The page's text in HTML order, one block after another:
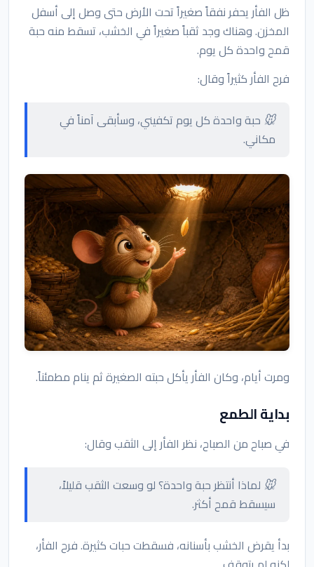
ظل الفأر يحفر نفقاً صغيراً تحت الأرض حتى وصل إلى أسفل
المخزن. وهناك وجد ثقباً صغيراً في الخشب، تسقط منه حبة
قمح واحدة كل يوم.
فرح الفأر كثيراً وقال:
🐭 حبة واحدة كل يوم تكفيني، وسأبقى آمناً في
مكاني.
ومرت أيام، وكان الفأر يأكل حبته الصغيرة ثم ينام مطمئناً.
بداية الطمع
في صباح من الصباح، نظر الفأر إلى الثقب وقال:
🐭 لماذا أنتظر حبة واحدة؟ لو وسعت الثقب قليلاً،
سيسقط قمح أكثر.
بدأ يقرض الخشب بأسنانه، فسقطت حبات كثيرة. فرح الفأر،